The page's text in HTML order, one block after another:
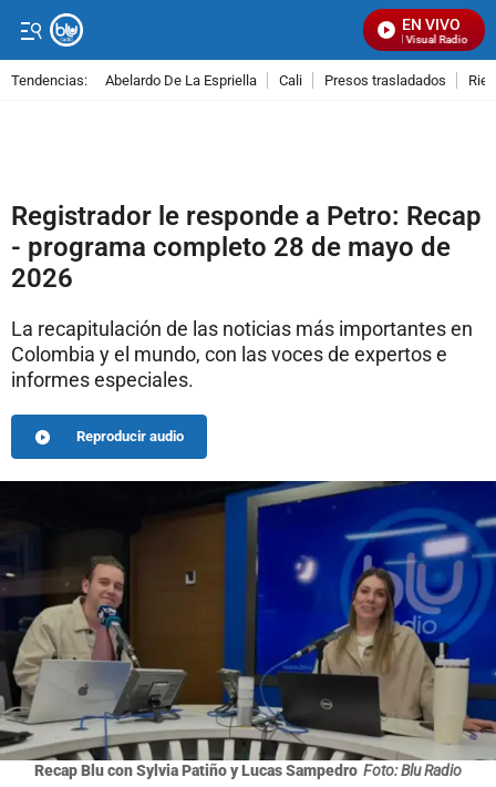
EN VIVO
Señal Visual Radio
Tendencias: Abelardo De La Espriella Cali Presos trasladados
Registrador le responde a Petro: Recap
- programa completo 28 de mayo de
2026
La recapitulación de las noticias más importantes en
Colombia y el mundo, con las voces de expertos e
informes especiales.
Reproducir audio
Recap Blu con Sylvia Patiño y Lucas Sampedro Foto: Blu Radio